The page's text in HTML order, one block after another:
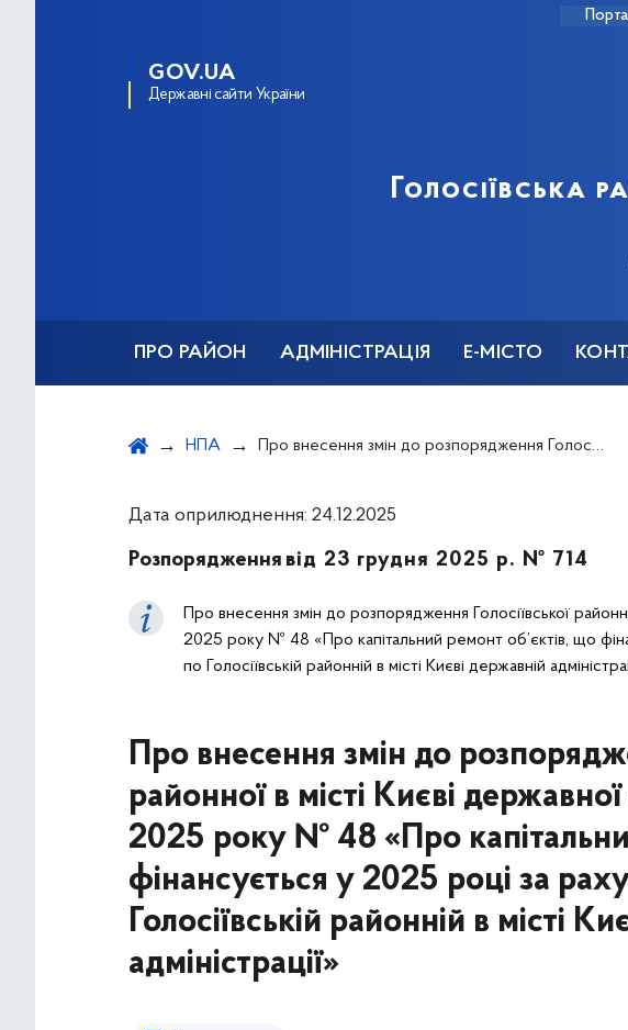
GOV.UA
Державні сайти України
Голосіївська
ПРО РАЙОН АДМІНІСТРАЦІЯ Е-МІСТО
НПА Про внесення змін до розпорядження Голосіївської районної в місті Києві державної адміністрації від 23 січня 2025 року № 48 «Про капітальний ремонт об’єктів, що фінансується у 2025 році за рахунок бюджетних коштів по Голосіївській районній в місті Києві державній адміністрації»
Дата оприлюднення: 24.12.2025
Розпорядження від 23 грудня 2025 р. № 714
Про внесення змін до розпорядження Голосіївської
2025 року № 48 «Про капітальний ремонт об’єктів, що
по Голосіївській районній в місті Києві державній
Про внесення змін до
районної в місті Києві державної
2025 року № 48 «Про
фінансується у 2025 році за
Голосіївській районній в місті
адміністрації»